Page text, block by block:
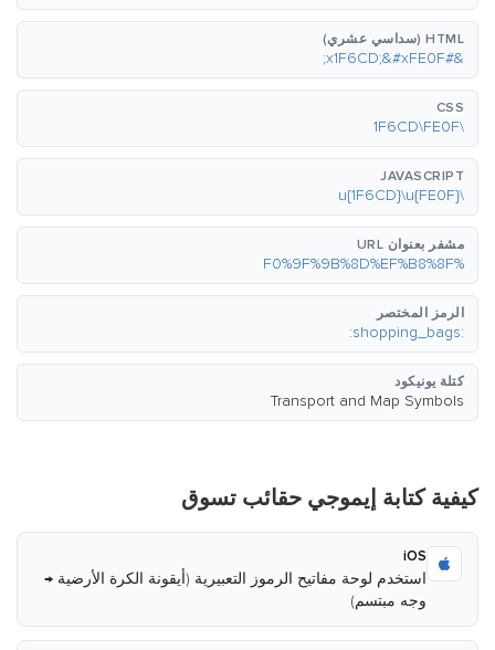
HTML (سداسي عشري)
&#x1F6CD;&#xFE0F;
CSS
\1F6CD\FE0F
JAVASCRIPT
\u{1F6CD}\u{FE0F}
مشفر بعنوان URL
%F0%9F%9B%8D%EF%B8%8F
الرمز المختصر
:shopping_bags:
كتلة يونيكود
Transport and Map Symbols
كيفية كتابة إيموجي حقائب تسوق
iOS
استخدم لوحة مفاتيح الرموز التعبيرية (أيقونة الكرة الأرضية →
وجه مبتسم)